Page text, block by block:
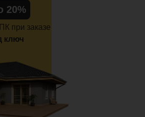
20%
при заказе
ключ